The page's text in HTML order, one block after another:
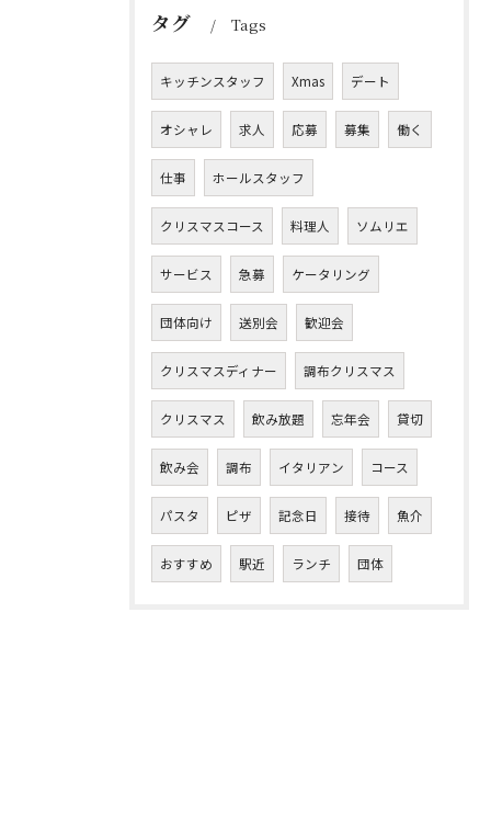
タグ Tags
キッチンスタッフ Xmas デート
オシャレ 求人 応募 募集 働く
仕事 ホールスタッフ
クリスマスコース 料理人 ソムリエ
サービス 急募 ケータリング
団体向け 送別会 歓迎会
クリスマスディナー 調布クリスマス
クリスマス 飲み放題 忘年会 貸切
飲み会 調布 イタリアン コース
パスタ ピザ 記念日 接待 魚介
おすすめ 駅近 ランチ 団体